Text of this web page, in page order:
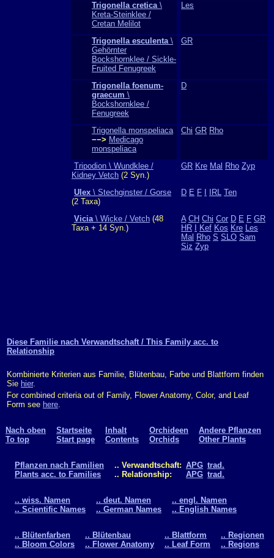
Trigonella cretica\
Kreta-Steinklee /
Cretan Melilot
Les
Trigonella esculenta\
Gehörnter
Bockshornklee / Sickle-
Fruited Fenugreek
GR
Trigonella foenum-
graecum \
Bockshornklee /
Fenugreek
D
Trigonella monspeliaca
−−> Medicago
monspeliaca
Chi GR Rho
Tripodion \ Wundklee /
Kidney Vetch (2 Syn.)
GR Kre Mal Rho Zyp
Ulex \ Stechginster / Gorse
(2 Taxa)
D E F IRL Ten
Vicia\ Wicke / Vetch (48
Taxa + 14 Syn.)
A CH Chi Cor D E F GR
HR
Kef Kos Kre Les
Mal Rho S SLO Sam
Siz Zyp
Diese Familie nach Verwandtschaft / This Family acc. to
Relationship
Kombinierte Kriterien aus Familie, Blütenbau, Farbe und Blattform finden
Sie hier.
For combined criteria out of Family, Flower Anatomy, Color, and Leaf
Form see here.
Nach oben
To top
Startseite
Start page
Inhalt
Contents
Orchideen
Orchids
Andere Pflanzen
Other Plants
Pflanzen nach Familien
Plants acc. to Families
.. Verwandtschaft:
.. Relationship:
APG
APG
trad.
trad.
.. wiss. Namen
.. Scientific Names
.. deut. Namen
.. German Names
.. engl. Namen
.. English Names
.. Blütenfarben
.. Bloom Colors
.. Blütenbau
.. Flower Anatomy
.. Blattform
.. Leaf Form
.. Regionen
.. Regions